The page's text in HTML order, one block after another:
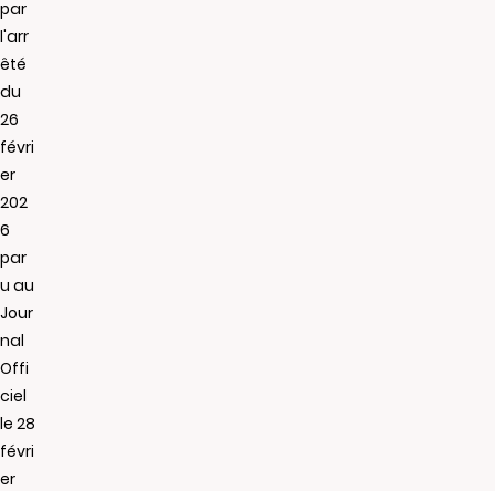
par
l'arr
êté
du
26
févri
er
202
6
par
u au
Jour
nal
Offi
ciel
le 28
févri
er